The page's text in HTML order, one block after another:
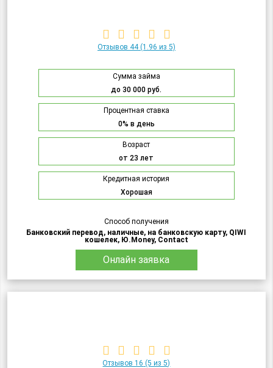
Отзывов 44(1.96 из 5)
Сумма займа
до 30 000 руб.
Процентная ставка
0% в день
Возраст
от 23 лет
Кредитная история
Хорошая
Способ получения
Банковский перевод, наличные, на банковскую карту, QIWI
кошелек, Ю.Money, Contact
Онлайн заявка
Отзывов 16 (5 из 5)